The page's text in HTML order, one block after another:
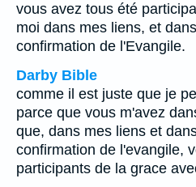
vous avez tous été
moi dans mes liens, et
confirmation de l'Evangile.
Darby Bible
comme il est juste que je
parce que vous m'avez
que, dans mes liens et
confirmation de l'evangile,
participants de la grace